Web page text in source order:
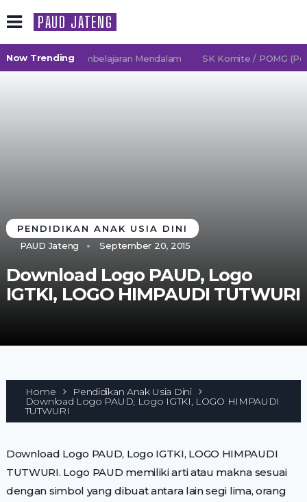
PAUD JATENG
Now Trending
2027 TK Pembelajaran Mendalam SK Komite / POMG
PENDIDIKAN ANAK USIA DINI
PAUD Jateng
September 20, 2015
Download Logo PAUD, Logo
IGTKI, LOGO HIMPAUDI TUTWURI
Home Pendidikan Anak Usia Dini
Download Logo PAUD, Logo IGTKI, LOGO HIMPAUDI
TUTWURI
Download Logo PAUD, Logo IGTKI, LOGO HIMPAUDI
TUTWURI. Logo PAUD memiliki arti atau makna sesuai
dengan simbol yang dibuat antara lain segi lima, orang